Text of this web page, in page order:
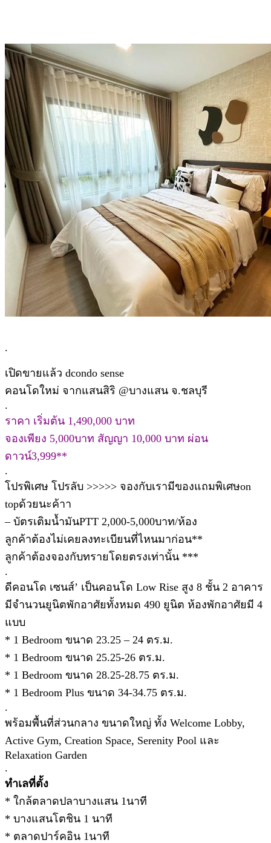
.
เปิดขายแล้ว dcondo sense
คอนโดใหม่ จากแสนสิริ @บางแสน จ.ชลบุรี
.
ราคา เริ่มต้น 1,490,000 บาท
จองเพียง 5,000บาท สัญญา 10,000 บาท ผ่อน
ดาวน์3,999**
.
โปรพิเศษ โปรลับ >>>>> จองกับเรามีของแถมพิเศษon
topด้วยนะค้าา
– บัตรเติมน้ำมันPTT 2,000-5,000บาท/ห้อง
ลูกค้าต้องไม่เคยลงทะเบียนที่ไหนมาก่อน**
ลูกค้าต้องจองกับทรายโดยตรงเท่านั้น ***
.
ดีคอนโด เซนส์’ เป็นคอนโด Low Rise สูง 8 ชั้น 2 อาคาร
มีจำนวนยูนิตพักอาศัยทั้งหมด 490 ยูนิต ห้องพักอาศัยมี 4
แบบ
* 1 Bedroom ขนาด 23.25 – 24 ตร.ม.
* 1 Bedroom ขนาด 25.25-26 ตร.ม.
* 1 Bedroom ขนาด 28.25-28.75 ตร.ม.
* 1 Bedroom Plus ขนาด 34-34.75 ตร.ม.
.
พร้อมพื้นที่ส่วนกลาง ขนาดใหญ่ ทั้ง Welcome Lobby,
Active Gym, Creation Space, Serenity Pool และ
Relaxation Garden
.
ทำเลที่ตั้ง
* ใกล้ตลาดปลาบางแสน 1นาที
* บางแสนโตชิน 1 นาที
* ตลาดปาร์คอิน 1นาที